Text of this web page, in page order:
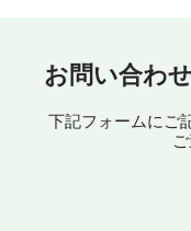
お問い合わせ
下記フォームにご